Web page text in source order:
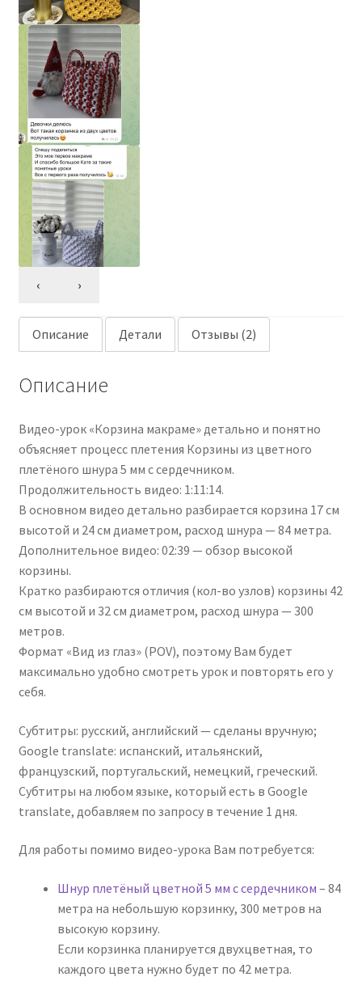
‹ ›
Описание Детали Отзывы (2)
Описание
Видео-урок «Корзина макраме» детально и понятно
объясняет процесс плетения Корзины из цветного
плетёного шнура 5 мм с сердечником.
Продолжительность видео: 1:11:14.
В основном видео детально разбирается корзина 17 см
высотой и 24 см диаметром, расход шнура — 84 метра.
Дополнительное видео: 02:39 — обзор высокой
корзины.
Кратко разбираются отличия (кол-во узлов) корзины 42
см высотой и 32 см диаметром, расход шнура — 300
метров.
Формат «Вид из глаз» (POV), поэтому Вам будет
максимально удобно смотреть урок и повторять его у
себя.
Субтитры: русский, английский — сделаны вручную;
Google translate: испанский, итальянский,
французский, португальский, немецкий, греческий.
Субтитры на любом языке, который есть в Google
translate, добавляем по запросу в течение 1 дня.
Для работы помимо видео-урока Вам потребуется:
Шнур плетёный цветной 5 мм с сердечником – 84
метра на небольшую корзинку, 300 метров на
высокую корзину.
Если корзинка планируется двухцветная, то
каждого цвета нужно будет по 42 метра.